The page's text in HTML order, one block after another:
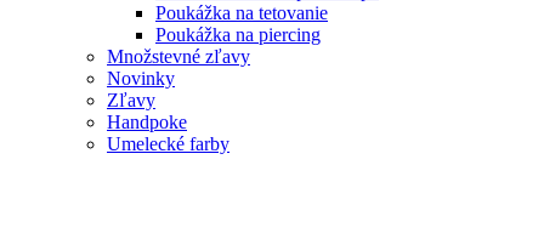
Poukážka na tetovanie
Poukážka na piercing
Množstevné zľavy
Novinky
Zľavy
Handpoke
Umelecké farby